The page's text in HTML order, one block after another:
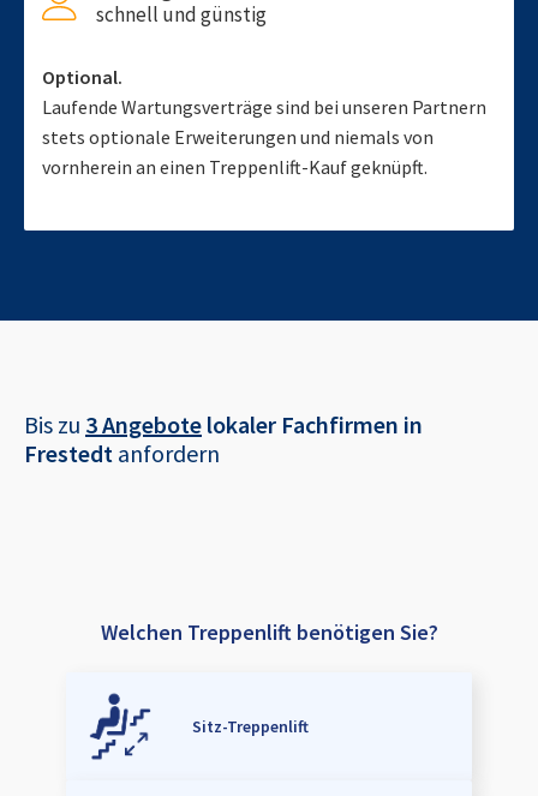
schnell und günstig
Optional.
Laufende Wartungsverträge sind bei unseren Partnern
stets optionale Erweiterungen und niemals von
vornherein an einen Treppenlift-Kauf geknüpft.
Bis zu 3 Angebote lokaler Fachfirmen in
Frestedt anfordern
Welchen Treppenlift benötigen Sie?
Sitz-Treppenlift